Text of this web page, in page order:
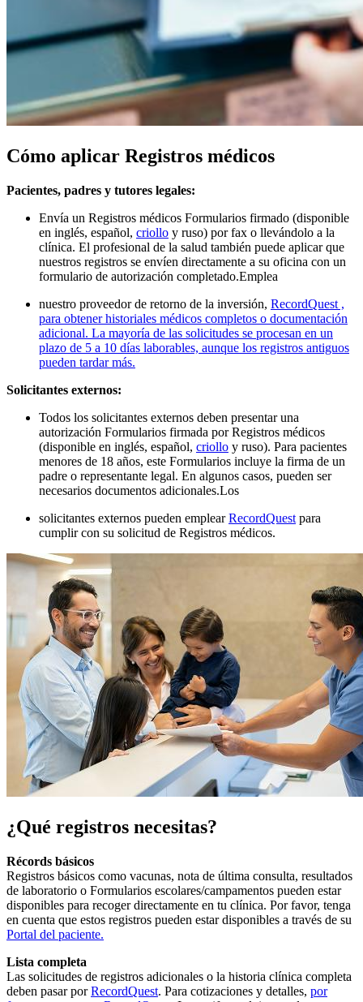
Cómo aplicar Registros médicos
Pacientes, padres y tutores legales:
Envía un Registros médicos Formularios firmado (disponible
en inglés, español, criollo y ruso) por fax o llevándolo a la
clínica. El profesional de la salud también puede aplicar que
nuestros registros se envíen directamente a su oficina con un
formulario de autorización completado.Emplea
nuestro proveedor de retorno de la inversión, RecordQuest ,
para obtener historiales médicos completos o documentación
adicional. La mayoría de las solicitudes se procesan en un
plazo de 5 a 10 días laborables, aunque los registros antiguos
pueden tardar más.
Solicitantes externos:
Todos los solicitantes externos deben presentar una
autorización Formularios firmada por Registros médicos
(disponible en inglés, español, criollo y ruso). Para pacientes
menores de 18 años, este Formularios incluye la firma de un
padre o representante legal. En algunos casos, pueden ser
necesarios documentos adicionales.Los
solicitantes externos pueden emplearRecordQuest para
cumplir con su solicitud de Registros médicos.
¿Qué registros necesitas?
Récords básicos
Registros básicos como vacunas, nota de última consulta, resultados
de laboratorio o Formularios escolares/campamentos pueden estar
disponibles para recoger directamente en tu clínica. Por favor, tenga
en cuenta que estos registros pueden estar disponibles a través de su
Portal del paciente.
Lista completa
Las solicitudes de registros adicionales o la historia clínica completa
deben pasar porRecordQuest. Para cotizaciones y detalles, por